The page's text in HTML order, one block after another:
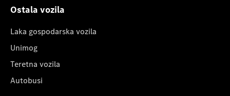
Ostala vozila
Laka gospodarska vozila
Unimog
Teretna vozila
Autobusi